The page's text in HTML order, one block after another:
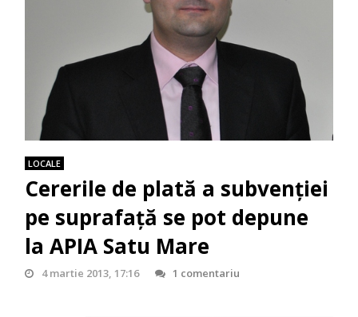
LOCALE
Cererile de plată a subvenției
pe suprafață se pot depune
la APIA Satu Mare
4 martie 2013, 17:16 1 comentariu